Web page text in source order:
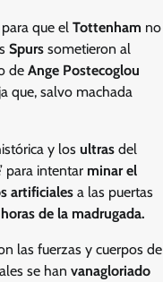
que el Tottenham no
Spurs sometieron al
de Ange Postecoglou
que, salvo machada
y los ultras del
para intentar minar el
artificiales a las puertas
de la madrugada.
las fuerzas y cuerpos de
se han vanagloriado